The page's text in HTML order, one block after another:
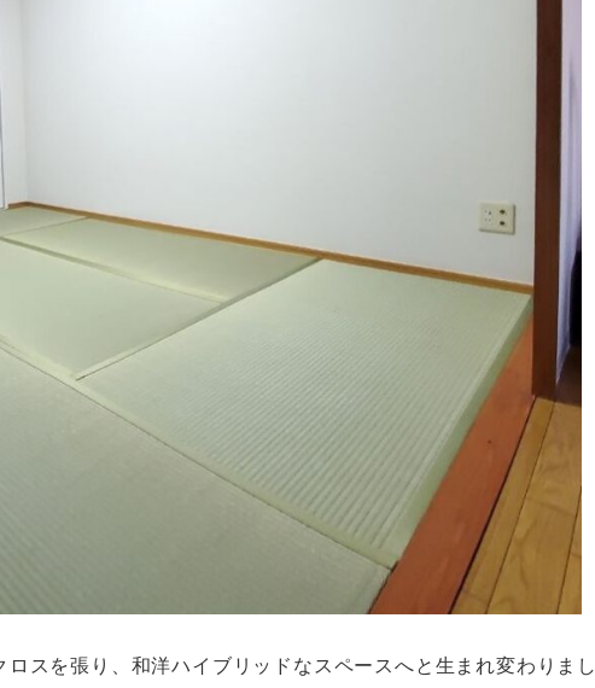
スを張り、和洋ハイブリッドなスペースへと生まれ変わりまし